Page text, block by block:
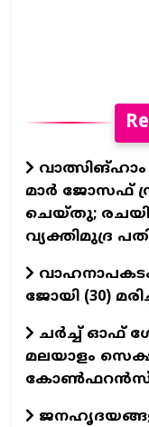
മാര്‍ ജോസഫ്
ചെയ്തു;
വ്യക്തിമുദ്ര
ജോയി (30)
ചർച്ച് ഓഫ്
മലയാളം
കോൺഫറൻസ്